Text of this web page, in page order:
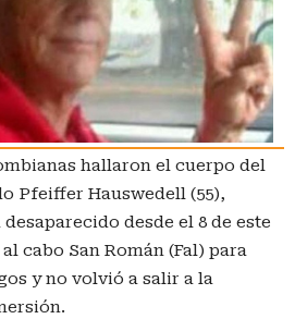
hallaron el cuerpo del
Pfeiffer Hauswedell (55),
desde el 8 de este
cabo San Román (Fal) para
y no volvió a salir a la